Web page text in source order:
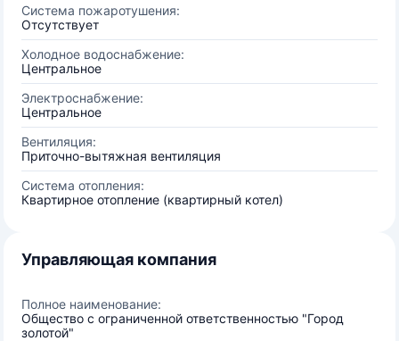
Система пожаротушения:
Отсутствует
Холодное водоснабжение:
Центральное
Электроснабжение:
Центральное
Вентиляция:
Приточно-вытяжная вентиляция
Система отопления:
Квартирное отопление (квартирный котел)
Управляющая компания
Полное наименование:
Общество с ограниченной ответственностью "Город
золотой"